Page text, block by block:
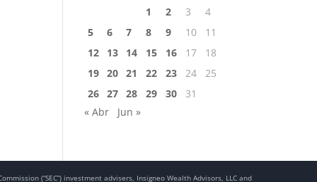
1
2 3
4
5
6 7 8 9 10
11
12
13 14 15 16 17
18
19 20 21 22 23 24
25
26 27 28 29 30
31
« Abr
Jun »
(“SEC”) investment advisers, Insigneo Wealth Advisors, LLC and